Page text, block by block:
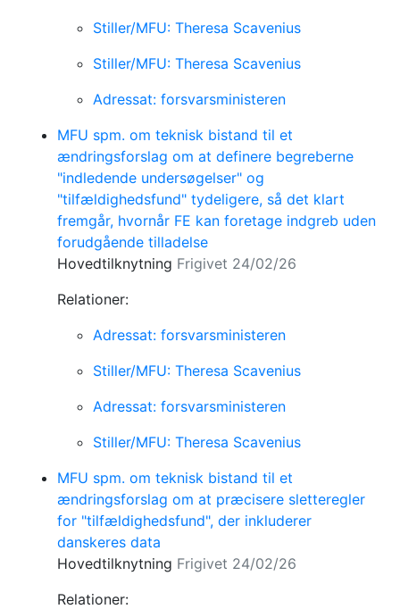
Stiller/MFU: Theresa Scavenius
Stiller/MFU: Theresa Scavenius
Adressat: forsvarsministeren
MFU spm. om teknisk bistand til et
ændringsforslag om at definere begreberne
"indledende undersøgelser" og
"tilfældighedsfund" tydeligere, så det klart
fremgår, hvornår FE kan foretage indgreb uden
forudgående tilladelse
Hovedtilknytning Frigivet 24/02/26
Relationer:
Adressat: forsvarsministeren
Stiller/MFU: Theresa Scavenius
Adressat: forsvarsministeren
Stiller/MFU: Theresa Scavenius
MFU spm. om teknisk bistand til et
ændringsforslag om at præcisere sletteregler
for "tilfældighedsfund", der inkluderer
danskeres data
Hovedtilknytning Frigivet 24/02/26
Relationer: